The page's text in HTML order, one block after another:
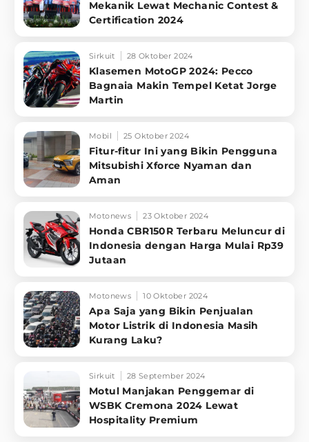
Mekanik Lewat Mechanic Contest &
Certification 2024
Sirkuit 28 Oktober 2024
Klasemen MotoGP 2024: Pecco
Bagnaia Makin Tempel Ketat Jorge
Martin
Mobil 25 Oktober 2024
Fitur-fitur Ini yang Bikin Pengguna
Mitsubishi Xforce Nyaman dan
Aman
Motonews 23 Oktober 2024
Honda CBR150R Terbaru Meluncur di
Indonesia dengan Harga Mulai Rp39
Jutaan
Motonews 10 Oktober 2024
Apa Saja yang Bikin Penjualan
Motor Listrik di Indonesia Masih
Kurang Laku?
Sirkuit 28 September 2024
Motul Manjakan Penggemar di
WSBK Cremona 2024 Lewat
Hospitality Premium